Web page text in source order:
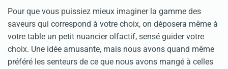
Pour que vous puissiez mieux imaginer la gamme des
saveurs qui correspond à votre choix, on déposera même à
votre table un petit nuancier olfactif, sensé guider votre
choix. Une idée amusante, mais nous avons quand même
préféré les senteurs de ce que nous avons mangé à celles